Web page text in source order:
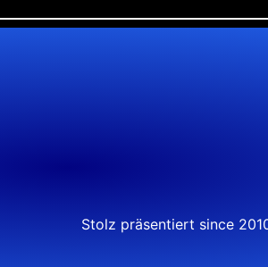
Stolz präsentiert since